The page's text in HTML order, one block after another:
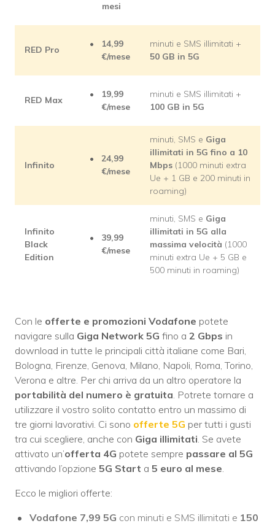
mesi
RED Pro
14,99
€/mese
minuti e SMS illimitati +
50 GB in 5G
RED Max
19,99
€/mese
minuti e SMS illimitati +
100 GB in 5G
Infinito
24,99
€/mese
minuti, SMS e Giga
illimitati in 5G fino a 10
Mbps (1000 minuti extra
Ue + 1 GB e 200 minuti in
roaming)
Infinito
Black
Edition
39,99
€/mese
minuti, SMS e Giga
illimitati in 5G alla
massima velocità (1000
minuti extra Ue + 5 GB e
500 minuti in roaming)
Con le offerte e promozioni Vodafone potete
navigare sulla Giga Network 5G fino a 2 Gbps in
download in tutte le principali città italiane come Bari,
Bologna, Firenze, Genova, Milano, Napoli, Roma, Torino,
Verona e altre. Per chi arriva da un altro operatore la
portabilità del numero è gratuita. Potrete tornare a
utilizzare il vostro solito contatto entro un massimo di
tre giorni lavorativi. Ci sono offerte 5G per tutti i gusti
tra cui scegliere, anche con Giga illimitati. Se avete
attivato un’offerta 4G potete sempre passare al 5G
attivando l’opzione 5G Start a 5 euro al mese.
Ecco le migliori offerte:
Vodafone 7,99 5G con minuti e SMS illimitati e 150